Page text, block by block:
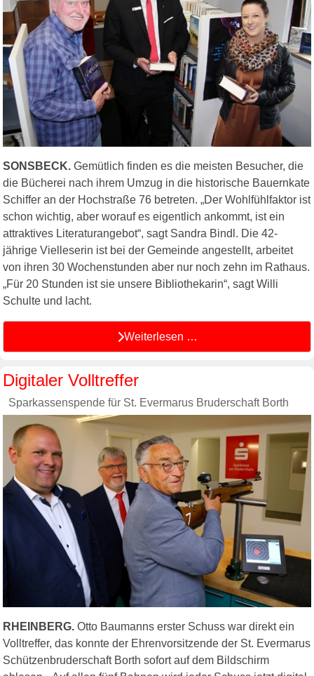
SONSBECK. Gemütlich finden es die meisten Besucher, die
die Bücherei nach ihrem Umzug in die historische Bauernkate
Schiffer an der Hochstraße 76 betreten. „Der Wohlfühlfaktor ist
schon wichtig, aber worauf es eigentlich ankommt, ist ein
attraktives Literaturangebot“, sagt Sandra Bindl. Die 42-
jährige Vielleserin ist bei der Gemeinde angestellt, arbeitet
von ihren 30 Wochenstunden aber nur noch zehn im Rathaus.
„Für 20 Stunden ist sie unsere Bibliothekarin“, sagt Willi
Schulte und lacht.
Weiterlesen …
Digitaler Volltreffer
Sparkassenspende für St. Evermarus Bruderschaft Borth
RHEINBERG. Otto Baumanns erster Schuss war direkt ein
Volltreffer, das konnte der Ehrenvorsitzende der St. Evermarus
Schützenbruderschaft Borth sofort auf dem Bildschirm